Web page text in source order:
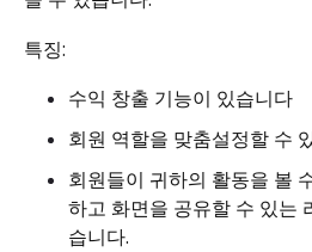
특징:
수익 창출 기능이 있습니다
회원 역할을 맞춤설정할 수
회원들이 귀하의 활동을 볼
하고 화면을 공유할 수 있는
습니다.